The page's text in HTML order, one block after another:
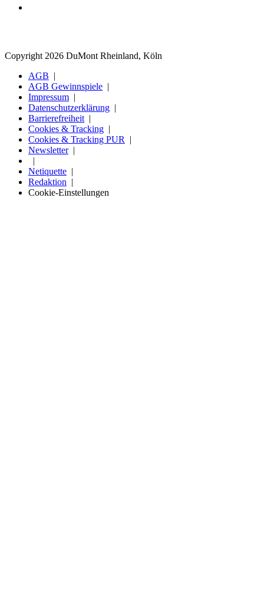
Copyright 2026 DuMont Rheinland, Köln
AGB
AGB Gewinnspiele
Impressum
Datenschutzerklärung
Barrierefreiheit
Cookies & Tracking
Cookies & Tracking PUR
Newsletter
Netiquette
Redaktion
Cookie-Einstellungen